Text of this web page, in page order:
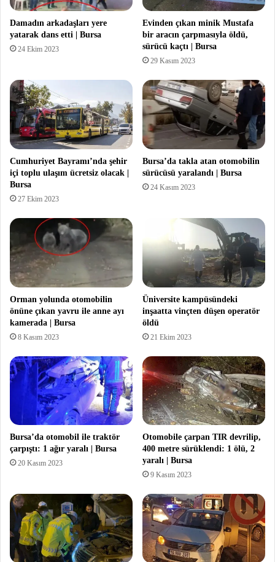
Damadın arkadaşları yere
yatarak dans etti | Bursa
24 Ekim 2023
Evinden çıkan minik Mustafa
bir aracın çarpmasıyla öldü,
sürücü kaçtı | Bursa
29 Kasım 2023
Cumhuriyet Bayramı’nda şehir
içi toplu ulaşım ücretsiz olacak |
Bursa
27 Ekim 2023
Bursa’da takla atan otomobilin
sürücüsü yaralandı | Bursa
24 Kasım 2023
Orman yolunda otomobilin
önüne çıkan yavru ile anne ayı
kamerada | Bursa
8 Kasım 2023
Üniversite kampüsündeki
inşaatta vinçten düşen operatör
öldü
21 Ekim 2023
Bursa’da otomobil ile traktör
çarpıştı: 1 ağır yaralı | Bursa
20 Kasım 2023
Otomobile çarpan TIR devrilip,
400 metre sürüklendi: 1 ölü, 2
yaralı | Bursa
9 Kasım 2023